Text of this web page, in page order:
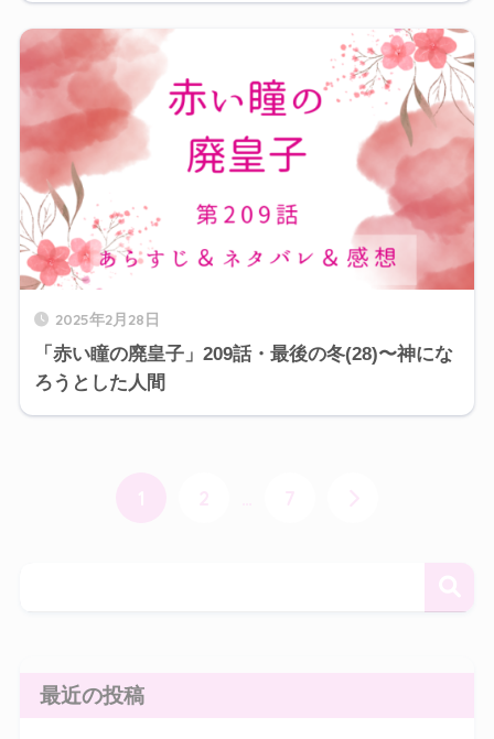
2025年2月28日
「赤い瞳の廃皇子」209話・最後の冬(28)〜神にな
ろうとした人間
最近の投稿